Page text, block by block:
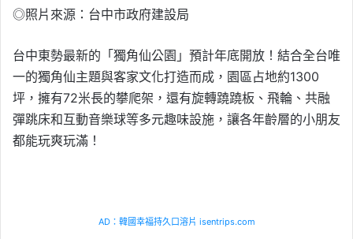
◎照片來源：台中市政府建設局
台中東勢最新的「獨角仙公園」預計年底開放！結合全台唯
一的獨角仙主題與客家文化打造而成，園區占地約1300
坪，擁有72米長的攀爬架，還有旋轉蹺蹺板、飛輪、共融
彈跳床和互動音樂球等多元趣味設施，讓各年齡層的小朋友
都能玩爽玩滿！
AD：韓國幸福持久口溶片 isentrips.com